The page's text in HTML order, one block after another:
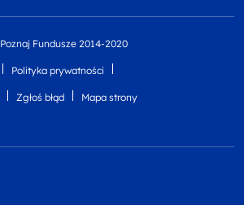
Poznaj Fundusze 2014-2020
Polityka prywatności
Zgłoś błąd Mapa strony